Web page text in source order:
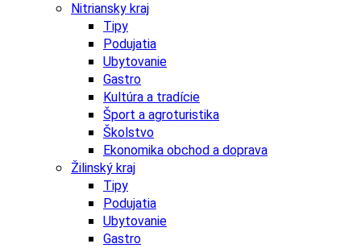
Nitriansky kraj
Tipy
Podujatia
Ubytovanie
Gastro
Kultúra a tradície
Šport a agroturistika
Školstvo
Ekonomika obchod a doprava
Žilinský kraj
Tipy
Podujatia
Ubytovanie
Gastro